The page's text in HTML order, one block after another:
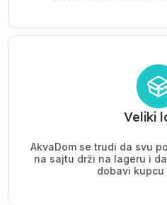
Veliki
AkvaDom se trudi da svu
na sajtu drži na lageru i
dobavi